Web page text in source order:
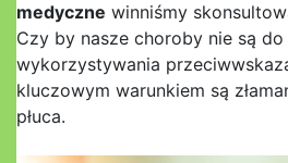
medyczne winniśmy
Czy by nasze choroby nie są do
wykorzystywania
kluczowym warunkiem są
płuca.